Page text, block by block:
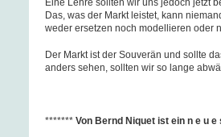
Eine Lehre sollten wir uns jedoch jetzt
Das, was der Markt leistet, kann
weder ersetzen noch modellieren oder
Der Markt ist der Souverän und sollte
anders sehen, sollten wir so lange
******* Von Bernd Niquet ist ein n e u